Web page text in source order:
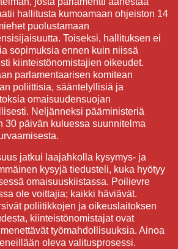
hallitusta kumoamaan ohjeiston 14
puolustamaan
Toiseksi, hallituksen ei
sopimuksia ennen kuin niissä
kiinteistönomistajien oikeudet.
parlamentaarisen komitean
poliittisia, sääntelyllisiä ja
omaisuudensuojan
Neljänneksi pääministeriä
30 päivän kuluessa suunnitelma
jatkui laajahkolla kysymys- ja
kysyjä tiedusteli, kuka hyötyy
omaisuuskiistassa. Poilievre
ole voittajia; kaikki häviävät.
poliitikkojen ja oikeuslaitoksen
kiinteistönomistajat ovat
työmahdollisuuksia. Ainoa
oleva valitusprosessi.